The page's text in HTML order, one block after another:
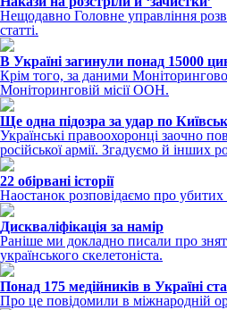
Нещодавно Головне управління
статті.
В Україні загинули понад 15000
Крім того, за даними
Моніторинговій місії ООН.
Ще одна підозра за удар по
Українські правоохоронці заочно
російської армії. Згадуємо й інших
22 обірвані історії
Наостанок розповідаємо про убитих
Дискваліфікація за намір
Раніше ми докладно писали про
українського скелетоніста.
Понад 175 медійників в Україні
Про це повідомили в міжнародній